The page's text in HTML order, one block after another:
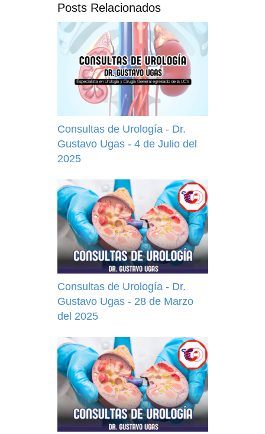
búsqueda
Posts Relacionados
Consultas de Urología - Dr.
Gustavo Ugas - 4 de Julio del
2025
Consultas de Urología - Dr.
Gustavo Ugas - 28 de Marzo
del 2025